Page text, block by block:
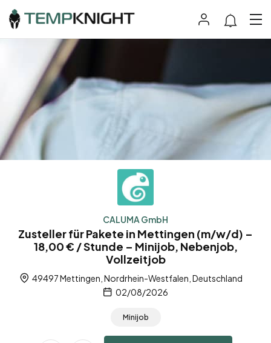
CALUMA GmbH
Zusteller für Pakete in Mettingen (m/w/d) –
18,00 € / Stunde – Minijob, Nebenjob,
Vollzeitjob
49497 Mettingen, Nordrhein-Westfalen, Deutschland
02/08/2026
Minijob